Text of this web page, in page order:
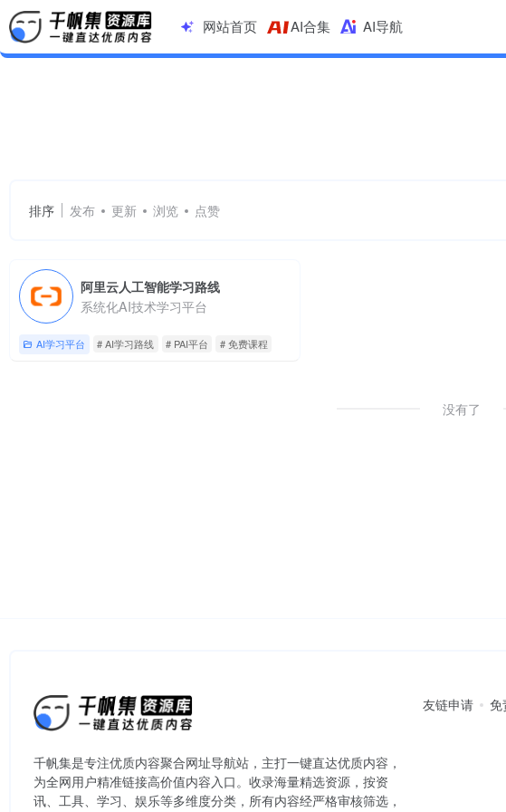
网站首页 AI合集 AI导航
排序 发布 更新 浏览 点赞
阿里云人工智能学习路线
系统化AI技术学习平台
AI学习平台 # AI学习路线 # PAI平台 # 免费课程
没有了
千帆集是专注优质内容聚合网址导航站，主打一键直达优质内容，
为全网用户精准链接高价值内容入口。​收录海量精选资源，按资
讯、工具、学习、娱乐等多维度分类，所有内容经严格审核筛选，
友链申请 免